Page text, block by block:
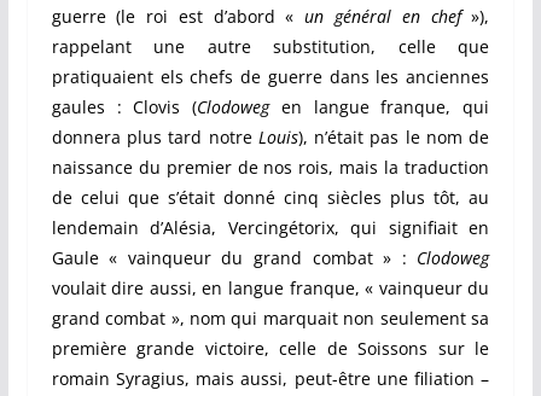
guerre (le roi est d’abord «un général en chef»),
rappelant une autre substitution, celle que
pratiquaient els chefs de guerre dans les anciennes
gaules : Clovis (Clodowegen langue franque, qui
donnera plus tard notre Louis), n’était pas le nom de
naissance du premier de nos rois, mais la traduction
de celui que s’était donné cinq siècles plus tôt, au
lendemain d’Alésia, Vercingétorix, qui signifiait en
Gaule « vainqueur du grand combat » : Clodoweg
voulait dire aussi, en langue franque, « vainqueur du
grand combat », nom qui marquait non seulement sa
première grande victoire, celle de Soissons sur le
romain Syragius, mais aussi, peut-être une filiation –